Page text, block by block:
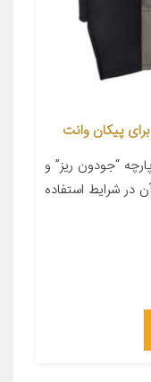
“جودون ریز” و
شرایط استفاده